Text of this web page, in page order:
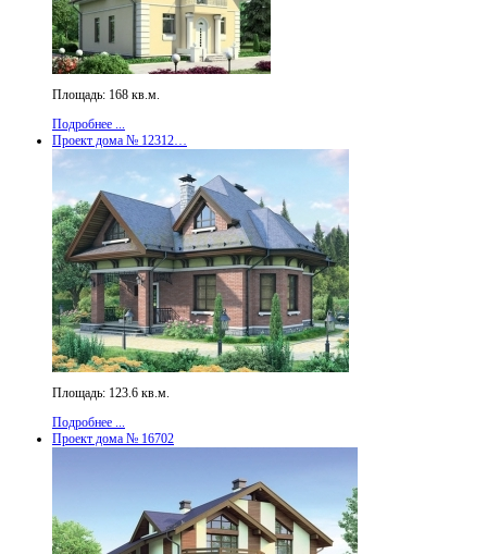
Площадь: 168 кв.м.
Подробнее ...
Проект дома № 12312…
Площадь: 123.6 кв.м.
Подробнее ...
Проект дома № 16702